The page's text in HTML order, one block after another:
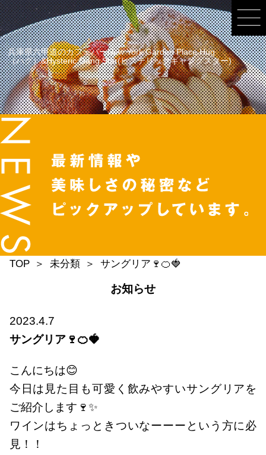
兵庫県六甲道のカフェバーNew York Garden Place Hug
（ハグ）&Hysteric Gang Star(ヒステリックギャングスター)
TOP 未分類 サングリア🍷🍊🍓
お知らせ
2023.4.7
サングリア🍷🍊🍓
こんにちは😊
今日は見た目も可愛く飲みやすいサングリアを
ご紹介します🍷✨
ワインはちょっときついなーーーという方に必
見！！